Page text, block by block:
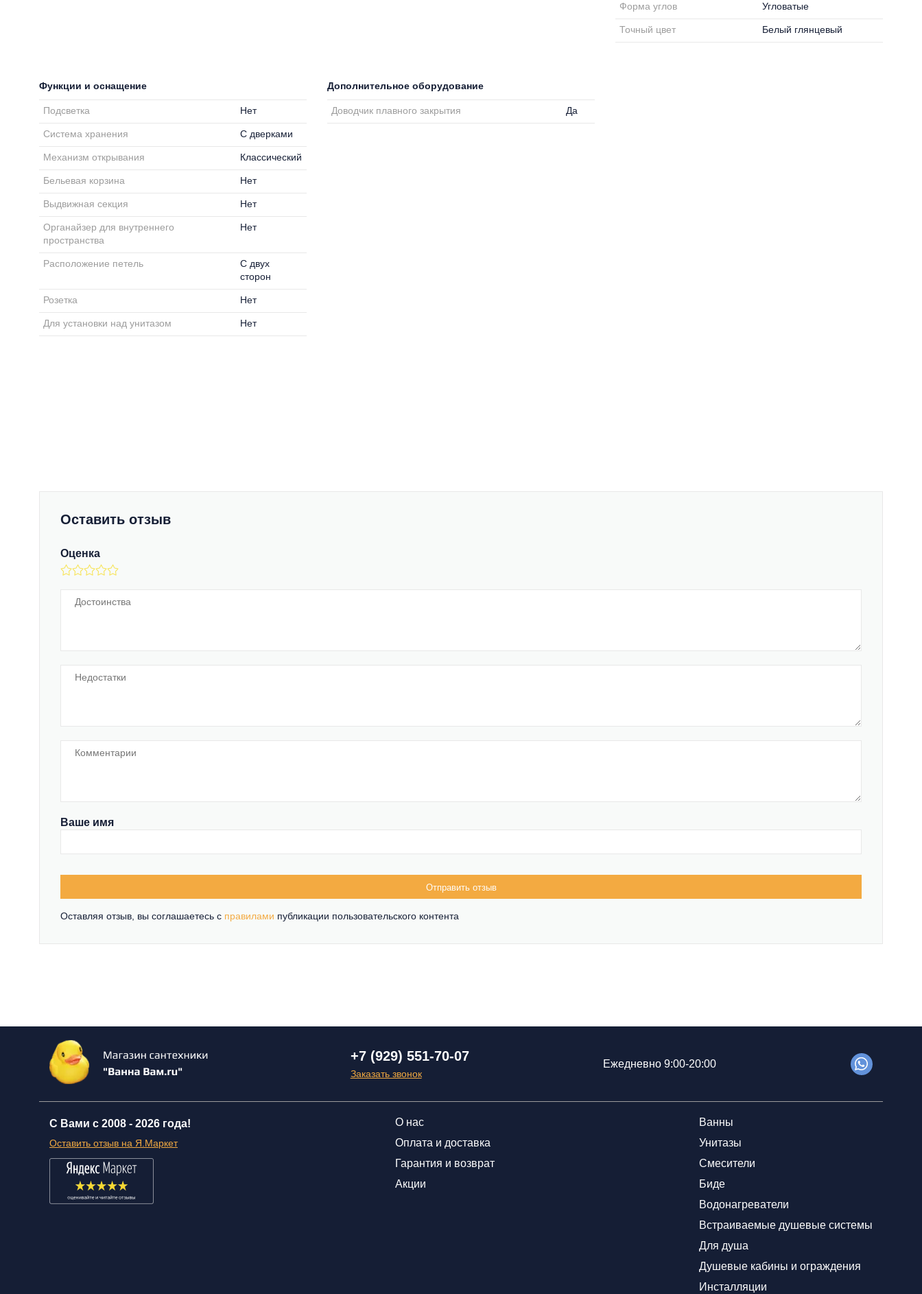
Форма углов Угловатые
Точный цвет Белый глянцевый
Функции и оснащение
Подсветка Нет
Система хранения С дверками
Механизм открывания Классический
Бельевая корзина Нет
Выдвижная секция Нет
Органайзер для внутреннего
пространства
Нет
Расположение петель
С двух
сторон
Розетка Нет
Для установки над унитазом Нет
Дополнительное оборудование
Доводчик плавного закрытия Да
Оставить отзыв
Оценка
Ваше имя
Отправить отзыв
Оставляя отзыв, вы соглашаетесь c правилами публикации пользовательского контента
+7 (929) 551-70-07
Заказать звонок
Ежедневно 9:00-20:00
С Вами с 2008 - 2026 года!
Оставить отзыв на Я.Маркет
О нас
Оплата и доставка
Гарантия и возврат
Акции
Ванны
Унитазы
Смесители
Биде
Водонагреватели
Встраиваемые душевые системы
Для душа
Душевые кабины и ограждения
Инсталляции